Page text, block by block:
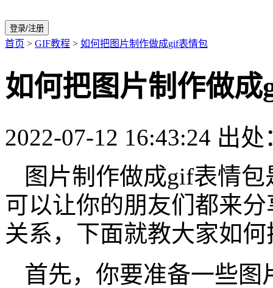
登录/注册
首页 > GIF教程 > 如何把图片制作做成gif表情包
如何把图片制作做
2022-07-12 16:43:24 出处
图片制作做成gif表情
可以让你的朋友们都来
关系，下面就教大家如
首先，你要准备一些